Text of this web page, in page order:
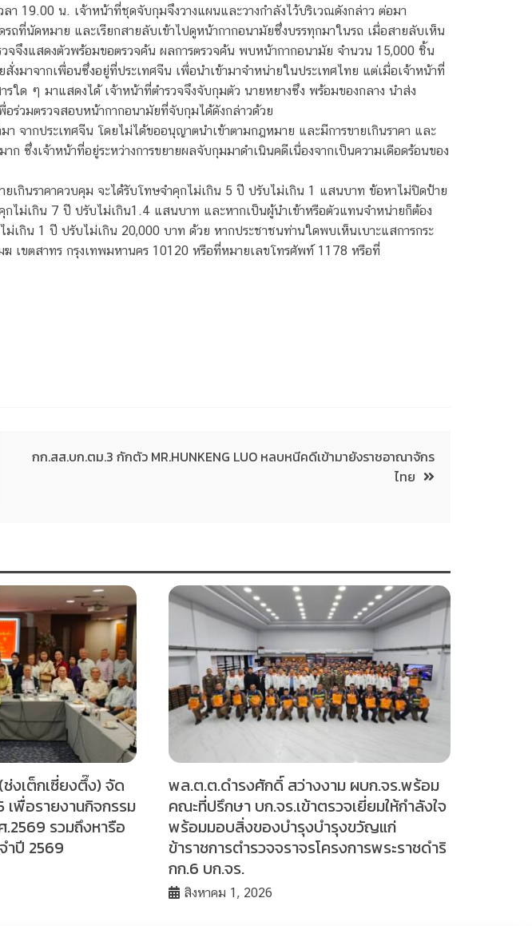
19.00 น. เจ้าหน้าที่ชุดจับกุมจึงวางแผนและวางกำลังไว้บริเวณดังกล่าว ต่อมา
ที่นัดหมาย และเรียกสายลับเข้าไปดูหน้ากากอนามัยซึ่งบรรทุกมาในรถ เมื่อสายลับเห็น
จจึงแสดงตัวพร้อมขอตรวจค้น ผลการตรวจค้น พบหน้ากากอนามัย จำนวน 15,000 ชิ้น
มาจากเพื่อนซึ่งอยู่ที่ประเทศจีน เพื่อนำเข้ามาจำหน่ายในประเทศไทย แต่เมื่อเจ้าหน้าที่
ใด ๆ มาแสดงได้ เจ้าหน้าที่ตำรวจจึงจับกุมตัว นายหยางซึง พร้อมของกลาง นำส่ง
ร่วมตรวจสอบหน้ากากอนามัยที่จับกุมได้ดังกล่าวด้วย
ากประเทศจีน โดยไม่ได้ขออนุญาตนำเข้าตามกฎหมาย และมีการขายเกินราคา และ
ซึ่งเจ้าหน้าที่อยู่ระหว่างการขยายผลจับกุมมาดำเนินคดีเนื่องจากเป็นความเดือดร้อนของ
เกินราคาควบคุม จะได้รับโทษจำคุกไม่เกิน 5 ปี ปรับไม่เกิน 1 แสนบาท ข้อหาไม่ปิดป้าย
ไม่เกิน 7 ปี ปรับไม่เกิน1.4 แสนบาท และหากเป็นผู้นำเข้าหรือตัวแทนจำหน่ายก็ต้อง
เกิน 1 ปี ปรับไม่เกิน 20,000 บาท ด้วย หากประชาชนท่านใดพบเห็นเบาะแสการกระ
เขตสาทร กรุงเทพมหานคร 10120 หรือที่หมายเลขโทรศัพท์ 1178 หรือที่
กก.สส.บก.ตม.3 กักตัว MR.HUNKENG LUO หลบหนีคดีเข้ามายังราชอาณาจักร
ไทย
งเต็กเซี่ยงตึ๊ง) จัด
เพื่อรายงานกิจกรรม
รวมถึงหารือ
ำปี 2569
พล.ต.ต.ดำรงศักดิ์ สว่างงาม ผบก.จร.พร้อม
คณะที่ปรึกษา บก.จร.เข้าตรวจเยี่ยมให้กำลังใจ
พร้อมมอบสิ่งของบำรุงบำรุงขวัญแก่
ข้าราชการตำรวจจราจรโครงการพระราชดำริ
กก.6 บก.จร.
สิงหาคม 1, 2026